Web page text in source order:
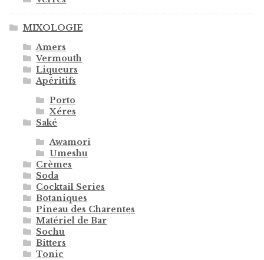
MIXOLOGIE
Amers
Vermouth
Liqueurs
Apéritifs
Porto
Xéres
Saké
Awamori
Umeshu
Crèmes
Soda
Cocktail Series
Botaniques
Pineau des Charentes
Matériel de Bar
Sochu
Bitters
Tonic